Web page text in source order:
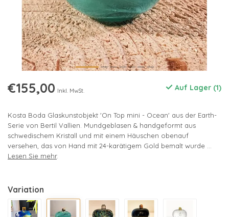
€155,00 Inkl. MwSt. Auf Lager (1)
Kosta Boda Glaskunstobjekt 'On Top mini - Ocean' aus der Earth-
Serie von Bertil Vallien. Mundgeblasen & handgeformt aus
schwedischem Kristall und mit einem Häuschen obenauf
versehen, das von Hand mit 24-karätigem Gold bemalt wurde ...
Lesen Sie mehr.
Variation